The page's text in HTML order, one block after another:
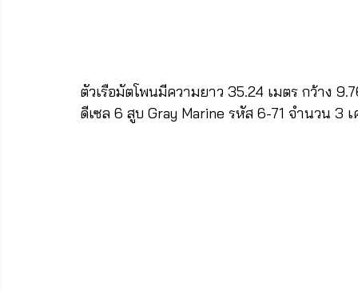
ตัวเรือมัตโพนมีความยาว 35.24 เมตร กว้าง
ดีเซล 6 สูบ Gray Marine รหัส 6-71 จำนวน 3